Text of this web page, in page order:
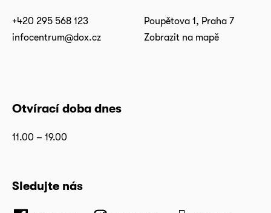
+420 295 568 123
infocentrum@dox.cz
Poupětova 1, Praha 7
Zobrazit na mapě
Otvírací doba dnes
11.00 – 19.00
Sledujte nás